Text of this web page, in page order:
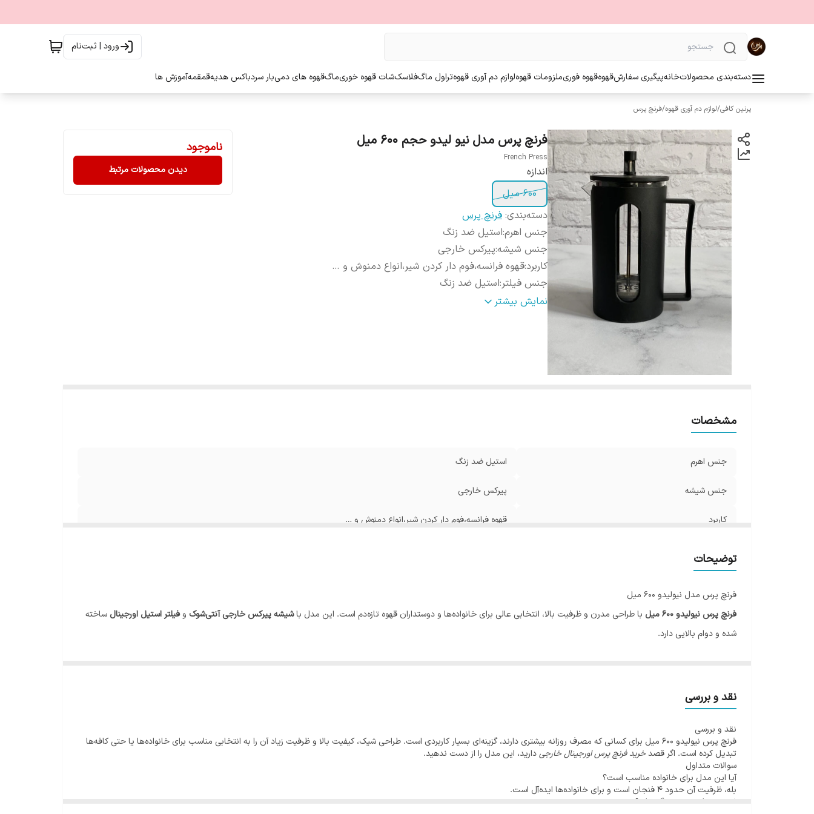
ورود | ثبت‌نام
دسته‌بندی محصولاتخانهپیگیری سفارشقهوهقهوه فوریملزومات قهوهلوازم دم آوری قهوهتراول ماگفلاسکشات قهوه خوریماگقهوه های دمیبار سردباکس هدیهقمقمهآموزش ها
پرنین کافی/لوازم دم آوری قهوه/فرنچ پرس
فرنچ پرس مدل نیو لیدو حجم ۶۰۰ میل
French Press
اندازه
۶۰۰ میل
دسته‌بندی: فرنچ پرس
جنس اهرم:استیل ضد زنگ
جنس شیشه:پیرکس خارجی
کاربرد:قهوه فرانسه،فوم دار کردن شیر،انواع دمنوش و …
جنس فیلتر:استیل ضد زنگ
جنس بدنه:پلاستیک فشردهنمایش بیشتر
ناموجود
دیدن محصولات مرتبط
مشخصات
جنس اهرم استیل ضد زنگ
جنس شیشه پیرکس خارجی
کاربرد قهوه فرانسه،فوم دار کردن شیر،انواع دمنوش و …
توضیحات
فرنچ پرس مدل نیولیدو 600 میل
فرنچ پرس نیولیدو 600 میل
با طراحی مدرن و ظرفیت بالا، انتخابی عالی برای خانواده‌ها و دوستداران قهوه تازه‌دم است. این مدل باشیشه پیرکس خارجی آنتی‌شوک وفیلتر استیل اورجینال ساخته
شده و دوام بالایی دارد.
طراحی جدید و مدرن
شیشه پیرکس مقاوم در برابر حرارت
فیلتر استیل ضدزنگ با کیفیت بالا
مناسب برای خانواده‌ها و مصرف روزانه
نقد و بررسی
نقد و بررسی
فرنچ پرس نیولیدو 600 میل برای کسانی که مصرف روزانه بیشتری دارند، گزینه‌ای بسیار کاربردی است. طراحی شیک، کیفیت بالا و ظرفیت زیاد آن را به انتخابی مناسب برای خانواده‌ها یا حتی کافه‌ها
تبدیل کرده است. اگر قصدخرید فرنچ پرس اورجینال خارجیدارید، این مدل را از دست ندهید.
سوالات متداول
آیا این مدل برای خانواده مناسب است؟
بله، ظرفیت آن حدود 4 فنجان است و برای خانواده‌ها ایده‌آل است.
شیشه نیولیدو چه ویژگی دارد؟